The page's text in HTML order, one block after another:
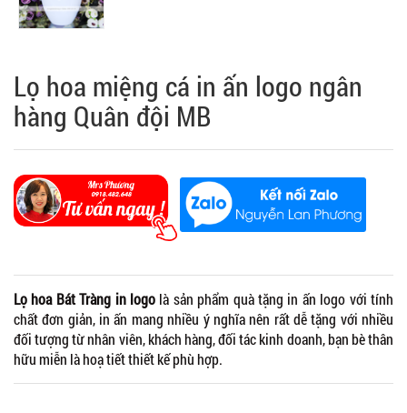
Lọ hoa miệng cá in ấn logo ngân
hàng Quân đội MB
Lọ hoa Bát Tràng in logo là sản phẩm quà tặng in ấn logo với tính
chất đơn giản, in ấn mang nhiều ý nghĩa nên rất dễ tặng với nhiều
đối tượng từ nhân viên, khách hàng, đối tác kinh doanh, bạn bè thân
hữu miễn là hoạ tiết thiết kế phù hợp.